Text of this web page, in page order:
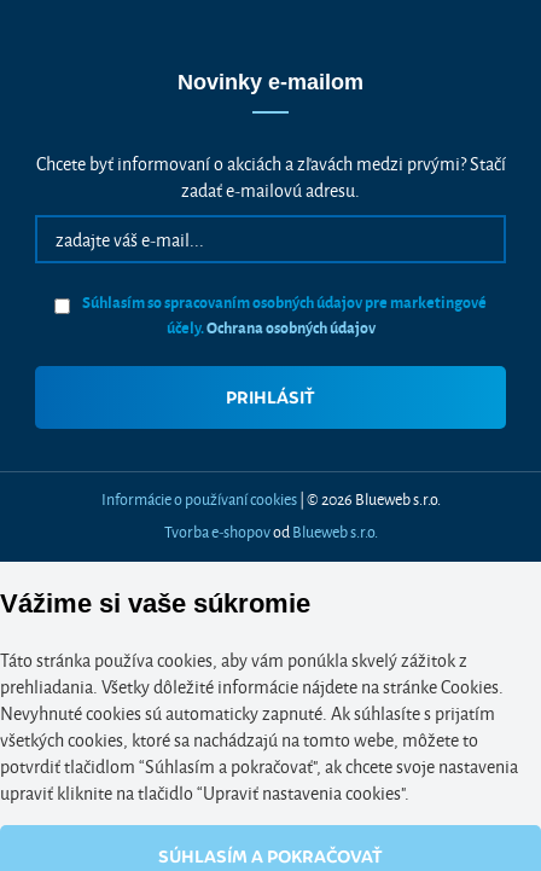
Novinky e-mailom
Chcete byť informovaní o akciách a zľavách medzi prvými? Stačí
zadať e-mailovú adresu.
Súhlasím so spracovaním osobných údajov pre marketingové
účely.Ochrana osobných údajov
Informácie o používaní cookies| © 2026 Blueweb s.r.o.
Tvorba e-shopovod Blueweb s.r.o.
Vážime si vaše súkromie
Táto stránka používa cookies, aby vám ponúkla skvelý zážitok z
prehliadania. Všetky dôležité informácie nájdete na stránke Cookies.
Nevyhnuté cookies sú automaticky zapnuté. Ak súhlasíte s prijatím
všetkých cookies, ktoré sa nachádzajú na tomto webe, môžete to
potvrdiť tlačidlom “Súhlasím a pokračovať", ak chcete svoje nastavenia
upraviť kliknite na tlačidlo “Upraviť nastavenia cookies".
SÚHLASÍM A POKRAČOVAŤ